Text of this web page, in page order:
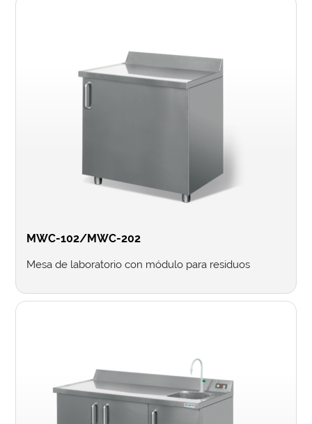
MWC-102/MWC-202
Mesa de laboratorio con módulo para residuos